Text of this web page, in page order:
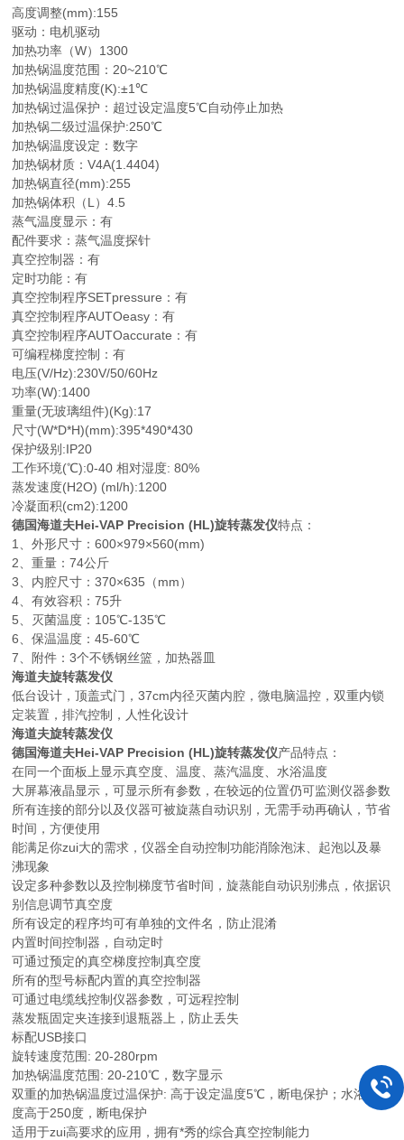
高度调整(mm):155
驱动：电机驱动
加热功率（W）1300
加热锅温度范围：20~210℃
加热锅温度精度(K):±1℃
加热锅过温保护：超过设定温度5℃自动停止加热
加热锅二级过温保护:250℃
加热锅温度设定：数字
加热锅材质：V4A(1.4404)
加热锅直径(mm):255
加热锅体积（L）4.5
蒸气温度显示：有
配件要求：蒸气温度探针
真空控制器：有
定时功能：有
真空控制程序SETpressure：有
真空控制程序AUTOeasy：有
真空控制程序AUTOaccurate：有
可编程梯度控制：有
电压(V/Hz):230V/50/60Hz
功率(W):1400
重量(无玻璃组件)(Kg):17
尺寸(W*D*H)(mm):395*490*430
保护级别:IP20
工作环境(℃):0-40 相对湿度: 80%
蒸发速度(H2O) (ml/h):1200
冷凝面积(cm2):1200
德国海道夫Hei-VAP Precision (HL)旋转蒸发仪特点：
1、外形尺寸：600×979×560(mm)
2、重量：74公斤
3、内腔尺寸：370×635（mm）
4、有效容积：75升
5、灭菌温度：105℃-135℃
6、保温温度：45-60℃
7、附件：3个不锈钢丝篮，加热器皿
海道夫旋转蒸发仪
低台设计，顶盖式门，37cm内径灭菌内腔，微电脑温控，双重内锁
定装置，排汽控制，人性化设计
海道夫旋转蒸发仪
德国海道夫Hei-VAP Precision (HL)旋转蒸发仪产品特点：
在同一个面板上显示真空度、温度、蒸汽温度、水浴温度
大屏幕液晶显示，可显示所有参数，在较远的位置仍可监测仪器参数
所有连接的部分以及仪器可被旋蒸自动识别，无需手动再确认，节省
时间，方便使用
能满足你zui大的需求，仪器全自动控制功能消除泡沫、起泡以及暴
沸现象
设定多种参数以及控制梯度节省时间，旋蒸能自动识别沸点，依据识
别信息调节真空度
所有设定的程序均可有单独的文件名，防止混淆
内置时间控制器，自动定时
可通过预定的真空梯度控制真空度
所有的型号标配内置的真空控制器
可通过电缆线控制仪器参数，可远程控制
蒸发瓶固定夹连接到退瓶器上，防止丢失
标配USB接口
旋转速度范围: 20-280rpm
加热锅温度范围: 20-210℃，数字显示
双重的加热锅温度过温保护: 高于设定温度5℃，断电保护；水浴锅温
度高于250度，断电保护
适用于zui高要求的应用，拥有*秀的综合真空控制能力